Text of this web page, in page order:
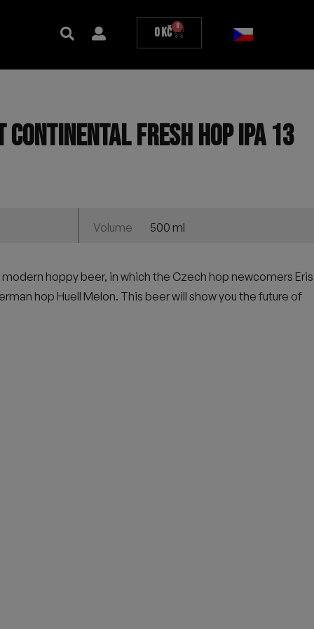
0Kč 0
FRESH HOP IPA 13
Volume 500 ml
hoppy beer, in which the Czech hop newcomers Eris
hop Huell Melon. This beer will show you the future of